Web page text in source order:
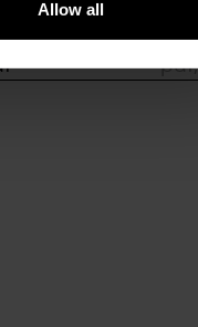
Allow all